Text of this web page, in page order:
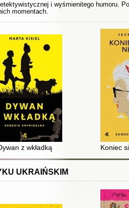
i wyśmienitego humoru.
momentach.
z wkładką Koniec
UKRAIŃSKIM